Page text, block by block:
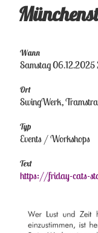
Wann
Samstag
Ort
SwingWerk,
Typ
Events / Workshops
Text
https://friday-cats-